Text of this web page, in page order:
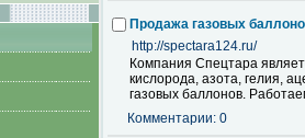
Продажа газовых
http://spectara124.ru/
Компания Спецтара
кислорода, азота, гелия,
газовых баллонов.
Комментарии: 0